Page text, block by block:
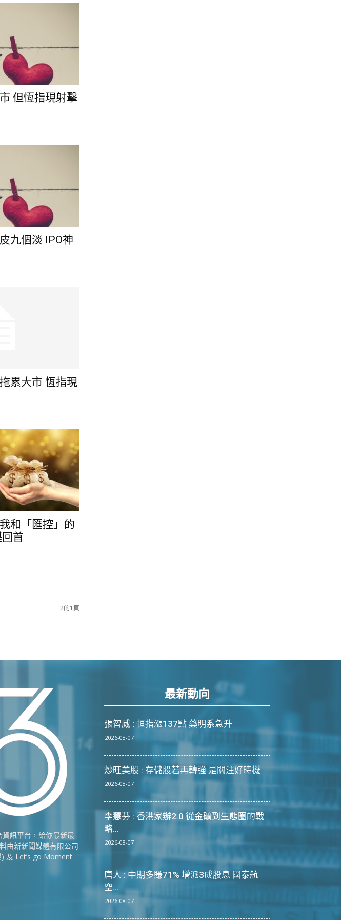
但恆指現射擊
九個淡 IPO神
累大市 恆指現
和「匯控」的
首
2的1頁
訊平台，給你最新最
由新新聞媒體有限公司
及 Let’s go Moment
最新動向
張智威 : 恒指漲137點 藥明系急升
2026-08-07
炒旺美股 : 存儲股若再轉強 是關注好時機
2026-08-07
李慧芬 : 香港家辦2.0 從金礦到生態圈的戰
略...
2026-08-07
唐人 : 中期多賺71% 增派3成股息 國泰航
空...
2026-08-07